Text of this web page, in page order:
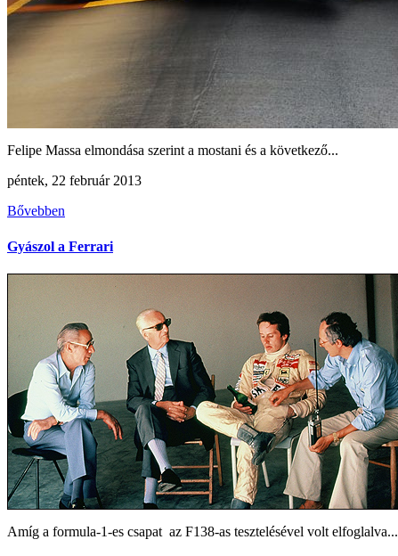
Felipe Massa elmondása szerint a mostani és a következő...
péntek, 22 február 2013
Bővebben
Gyászol a Ferrari
Amíg a formula-1-es csapat az F138-as tesztelésével volt elfoglalva...